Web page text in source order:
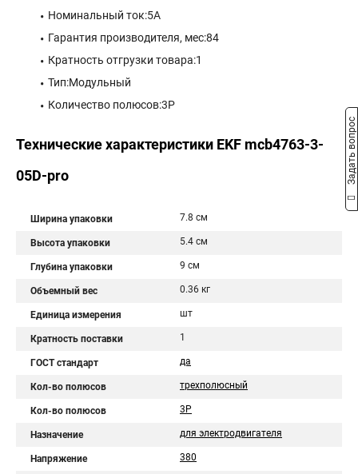
Номинальный ток:5A
Гарантия производителя, мес:84
Кратность отгрузки товара:1
Тип:Модульный
Количество полюсов:3P
Технические характеристики EKF mcb4763-3-
05D-pro
Ширина упаковки 7.8 см
Высота упаковки 5.4 см
Глубина упаковки 9 см
Объемный вес 0.36 кг
Единица измерения шт
Кратность поставки 1
ГОСТ стандарт да
Кол-во полюсов трехполюсный
Кол-во полюсов 3P
Назначение для электродвигателя
Напряжение 380
Задать вопрос